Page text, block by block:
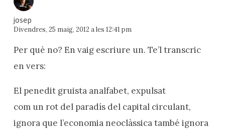
josep
Divendres, 25 maig, 2012 a les 12:41 pm
Per què no? En vaig escriure un. Te’l transcric
en vers:
El penedit gruista analfabet, expulsat
com un rot del paradís del capital circulant,
ignora que l’economia neoclàssica també ignora